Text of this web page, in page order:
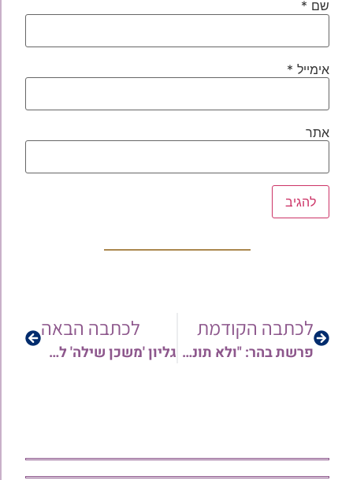
שם *
אימייל *
אתר
לכתבה הקודמת
פרשת בהר: "ולא תונו" – גם ב'שב ואל תעשה' | הרב בועז שלום
לכתבה הבאה
גליון 'משכן שילה' לפרשת במדבר תשפ"ו